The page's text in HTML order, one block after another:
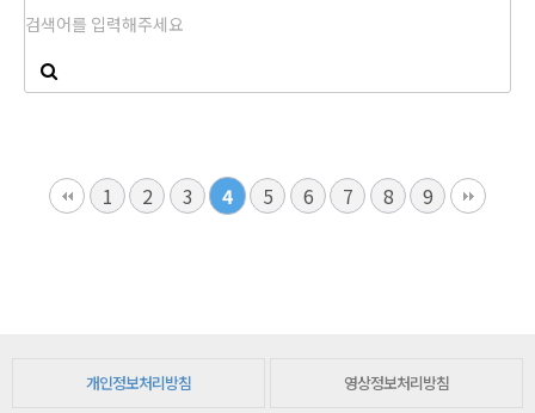
1 2 3 4 5 6 7 8 9
개인정보처리방침 영상정보처리방침